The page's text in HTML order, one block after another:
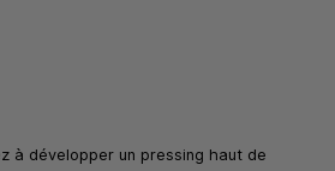
à développer un pressing haut de